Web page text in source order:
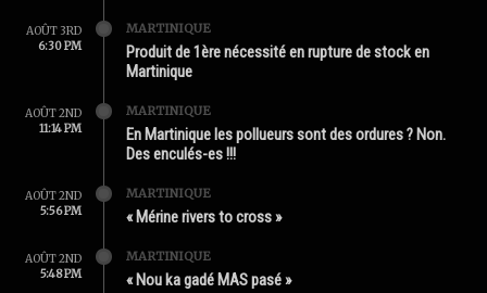
AOÛT 3RD
6:30 PM
MARTINIQUE
Produit de 1ère nécessité en rupture de stock en
Martinique
AOÛT 2ND
11:14 PM
MARTINIQUE
En Martinique les pollueurs sont des ordures ? Non.
Des enculés-es !!!
AOÛT 2ND
5:56 PM
MARTINIQUE
« Mérine rivers to cross »
AOÛT 2ND
5:48 PM
MARTINIQUE
« Nou ka gadé MAS pasé »